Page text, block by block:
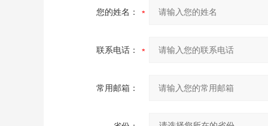
您的姓名：
联系电话：
常用邮箱：